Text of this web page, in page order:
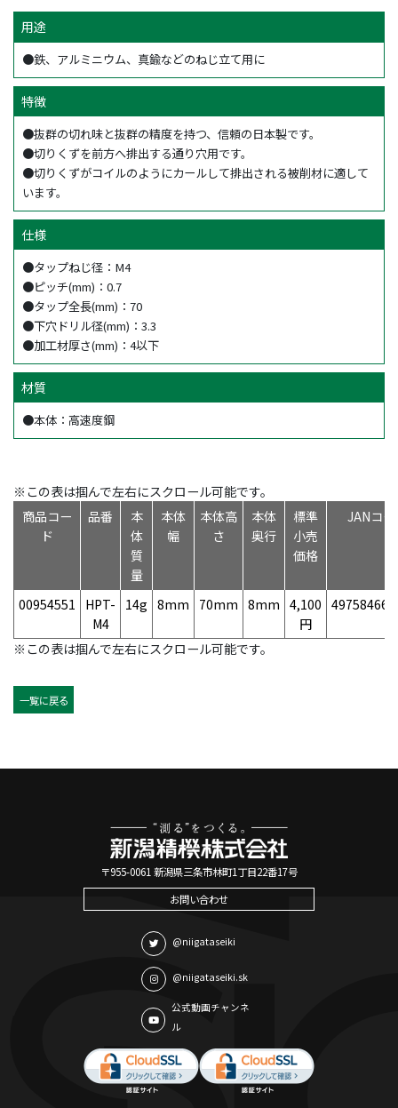
用途
●鉄、アルミニウム、真鍮などのねじ立て用に
特徴
●抜群の切れ味と抜群の精度を持つ、信頼の日本製です。
●切りくずを前方へ排出する通り穴用です。
●切りくずがコイルのようにカールして排出される被削材に適して
います。
仕様
●タップねじ径：M4
●ピッチ(mm)：0.7
●タップ全長(mm)：70
●下穴ドリル径(mm)：3.3
●加工材厚さ(mm)：4以下
材質
●本体：高速度鋼
※この表は掴んで左右にスクロール可能です。
商品コー
ド
品番
本
体
質
量
本体
幅
本体高
さ
本体
奥行
標準
小売
価格
JANコ
00954551
HPT-
M4
14g 8mm 70mm 8mm 4,100
円
※この表は掴んで左右にスクロール可能です。
一覧に戻る
〒955-0061 新潟県三条市林町1丁目22番17号
お問い合わせ
@niigataseiki
@niigataseiki.sk
公式動画チャンネ
ル